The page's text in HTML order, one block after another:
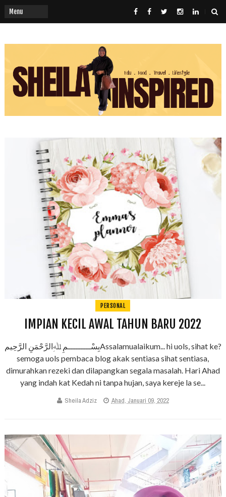
PERSONAL
IMPIAN KECIL AWAL TAHUN BARU 2022
بِسْـــــــــمِ ﷲِالرَّحْمَنِ الرَّحِيمAssalamualaikum... hi uols, sihat ke?
semoga uols pembaca blog akak sentiasa sihat sentiasa,
dimurahkan rezeki dan dilapangkan segala masalah. Hari Ahad
yang indah kat Kedah ni tanpa hujan, saya kereje la se...
Sheila Adziz Ahad, Januari 09, 2022